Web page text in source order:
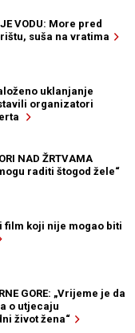
VODU: More pred
suša na vratima
uklanjanje
organizatori
NAD ŽRTVAMA
raditi štogod žele“
film koji nije mogao biti
GORE: „Vrijeme je da
o utjecaju
život žena“